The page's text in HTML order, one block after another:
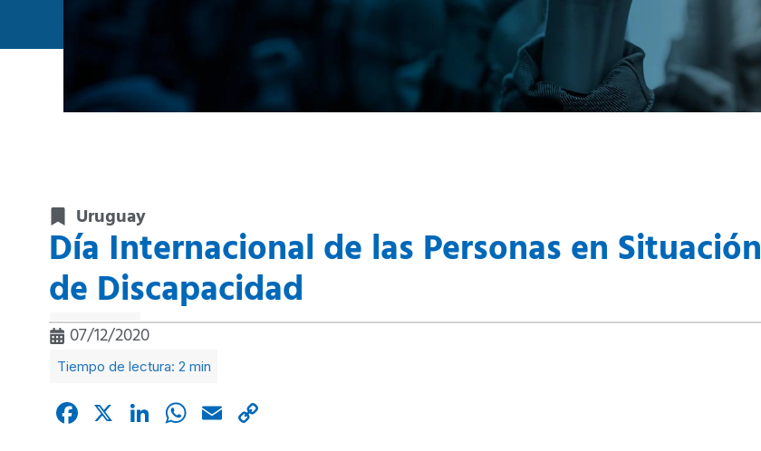
Uruguay
Día Internacional de las Personas en Situación
de Discapacidad
07/12/2020
Facebook
X LinkedIn
WhatsApp
Email